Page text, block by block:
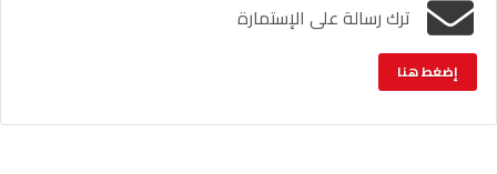
ترك رسالة على الإستمارة
إضغط هنا